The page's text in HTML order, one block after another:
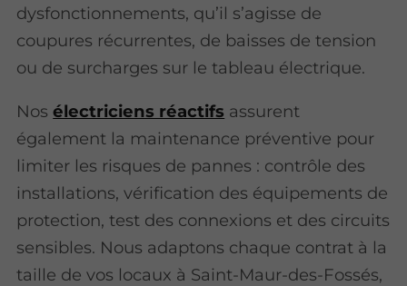
dysfonctionnements, qu’il s’agisse de
coupures récurrentes, de baisses de tension
ou de surcharges sur le tableau électrique.
Nosélectriciens réactifs assurent
également la maintenance préventive pour
limiter les risques de pannes : contrôle des
installations, vérification des équipements de
protection, test des connexions et des circuits
sensibles. Nous adaptons chaque contrat à la
taille de vos locaux à Saint-Maur-des-Fossés,